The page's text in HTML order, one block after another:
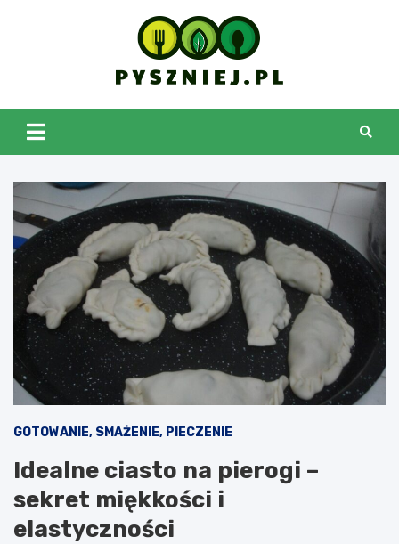
pyszniej.pl
GOTOWANIE, SMAŻENIE, PIECZENIE
Idealne ciasto na pierogi –
sekret miękkości i
elastyczności